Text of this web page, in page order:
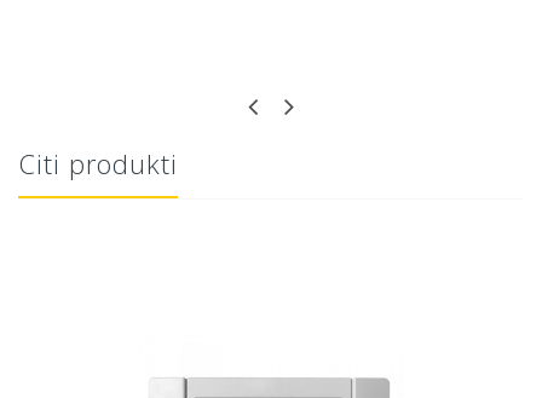
Citi produkti